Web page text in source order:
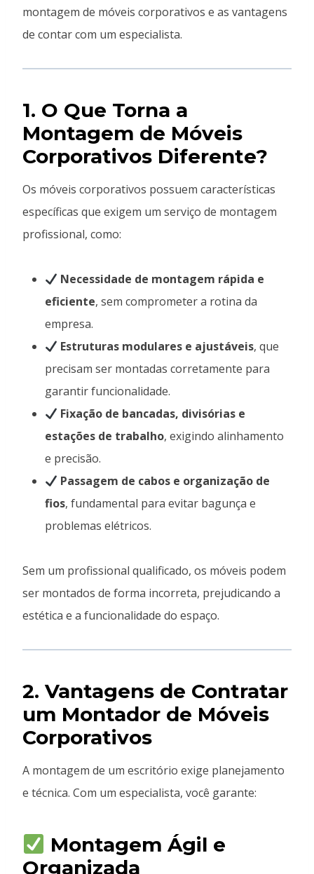
montagem de móveis corporativos e as vantagens
de contar com um especialista.
1. O Que Torna a
Montagem de Móveis
Corporativos Diferente?
Os móveis corporativos possuem características
específicas que exigem um serviço de montagem
profissional, como:
Necessidade de montagem rápida e
eficiente, sem comprometer a rotina da
empresa.
Estruturas modulares e ajustáveis, que
precisam ser montadas corretamente para
garantir funcionalidade.
Fixação de bancadas, divisórias e
estações de trabalho, exigindo alinhamento
e precisão.
Passagem de cabos e organização de
fios, fundamental para evitar bagunça e
problemas elétricos.
Sem um profissional qualificado, os móveis podem
ser montados de forma incorreta, prejudicando a
estética e a funcionalidade do espaço.
2. Vantagens de Contratar
um Montador de Móveis
Corporativos
A montagem de um escritório exige planejamento
e técnica. Com um especialista, você garante:
Montagem Ágil e
Organizada